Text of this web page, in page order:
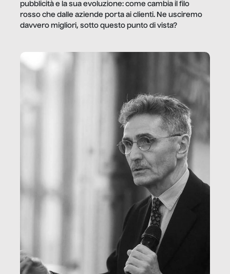
pubblicità e la sua evoluzione: come cambia il filo
rosso che dalle aziende porta ai clienti. Ne usciremo
davvero migliori, sotto questo punto di vista?